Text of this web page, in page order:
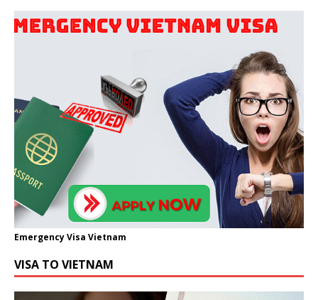
Emergency Visa Vietnam
VISA TO VIETNAM